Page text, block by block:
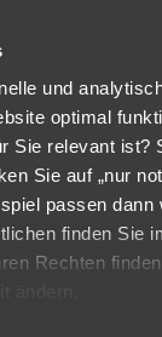
und
optimal
Sie relevant ist?
Sie auf „nur
passen
finden Sie
Rechten
ändern.